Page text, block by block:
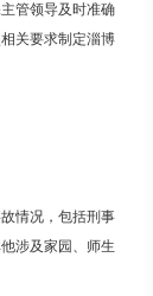
管领导及时准确
关要求制定淄博
情况，包括刑事
涉及家园、师生